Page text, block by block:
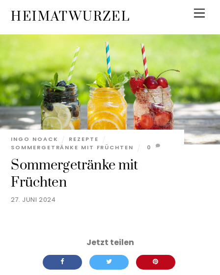
content
HEIMATWURZEL
27. JUNI 2024
Sommergetränke mit
Früchten
INGO NOACK
REZEPTE
SOMMERGETRÄNKE MIT FRÜCHTEN
0